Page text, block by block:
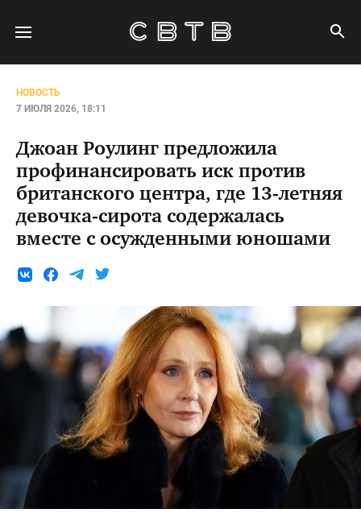
НОВОСТЬ
7 ИЮЛЯ 2026, 18:11
Джоан Роулинг предложила
профинансировать иск против
британского центра, где 13-летняя
девочка-сирота содержалась
вместе с осужденными юношами